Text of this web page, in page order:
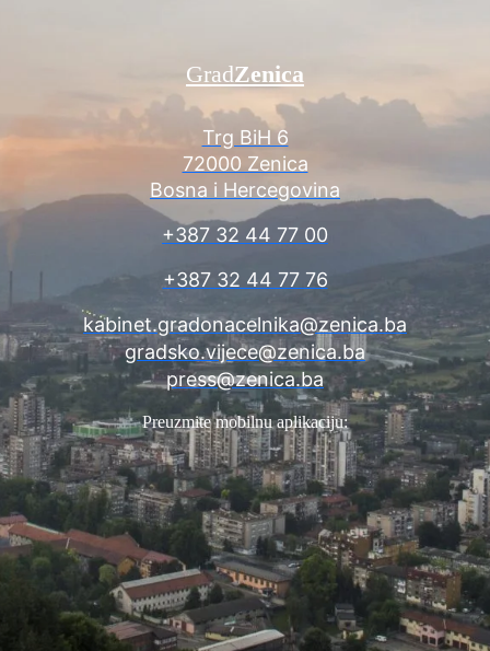
Trg BiH 6
72000 Zenica
Bosna i Hercegovina
+387 32 44 77 00
+387 32 44 77 76
kabinet.gradonacelnika@zenica.ba
gradsko.vijece@zenica.ba
press@zenica.ba
GradZenica
Preuzmite mobilnu aplikaciju: